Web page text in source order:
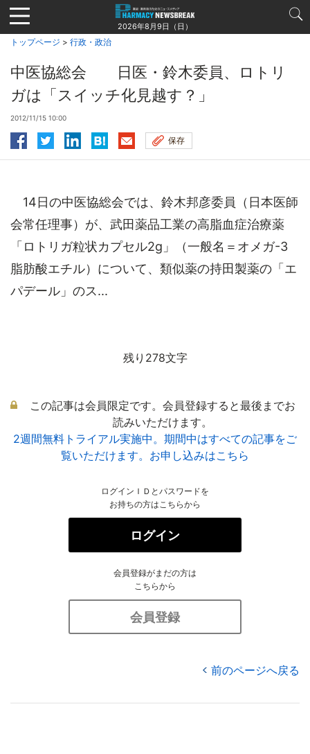
Jump
to
navigation
2026年8月9日（日）
トップページ > 行政・政治
中医協総会 日医・鈴木委員、ロトリ
ガは「スイッチ化見越す？」
2012/11/15 10:00
保存
14日の中医協総会では、鈴木邦彦委員（日本医師
会常任理事）が、武田薬品工業の高脂血症治療薬
「ロトリガ粒状カプセル2g」（一般名＝オメガ-3
脂肪酸エチル）について、類似薬の持田製薬の「エ
パデール」のス...
残り278文字
この記事は会員限定です。会員登録すると最後までお
読みいただけます。
2週間無料トライアル実施中。期間中はすべての記事をご
覧いただけます。お申し込みはこちら
ログインＩＤとパスワードを
お持ちの方はこちらから
ログイン
会員登録がまだの方は
こちらから
会員登録
前のページへ戻る